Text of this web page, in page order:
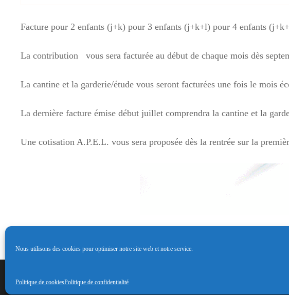
Nous utilisons des cookies pour optimiser notre site web et notre service.
Politique de cookiesPolitique de confidentialité
Facture pour 2 enfants (j+k) pour 3 enfants (j+k+l) pour 4 enfants
La contribution vous sera facturée au début de chaque mois dès
La cantine et la garderie/étude vous seront facturées une fois le mois
La dernière facture émise début juillet comprendra la cantine et la
Une cotisation A.P.E.L. vous sera proposée dès la rentrée sur la